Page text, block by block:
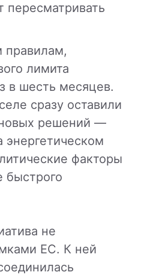
пересматривать
лимита
в шесть месяцев.
сразу оставили
решений —
энергетическом
факторы
быстрого
не
ЕС. К ней